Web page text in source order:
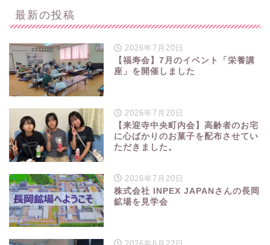
最新の投稿
2026年7月20日
【福寿会】7月のイベント「栄養講
座」を開催しました
2026年7月20日
【来迎寺中央町内会】高齢者のお宅
に心ばかりのお菓子を配布させてい
ただきました。
2026年7月20日
株式会社 INPEX JAPANさんの長岡
鉱場を見学会